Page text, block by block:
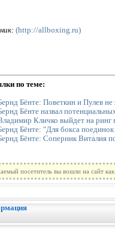
(http://allboxing.ru)
по теме:
Бёнте: Поветкин и Пулев
Бёнте назвал
Кличко выйдет на ринг
Бёнте: "Для бокса
Бёнте: Соперник Виталия
посетитель вы вошли на сайт